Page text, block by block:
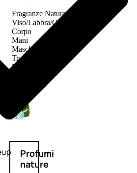
Fragranze Nature
Viso/Labbra/Occhi Nature
Corpo
Mani
Maschera Nature
Trattamenti Viso
Detergenza
Bagno Nature
Deodoranti
Profumi
nature